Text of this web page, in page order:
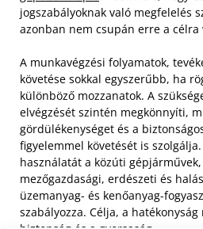
jogszabályoknak való megfelelés
azonban nem csupán erre a célra
A munkavégzési folyamatok,
követése sokkal egyszerűbb, ha
különböző mozzanatok. A
elvégzését szintén megkönnyíti,
gördülékenységet és a
figyelemmel követését is szolgálja.
használatát a közúti gépjárművek,
mezőgazdasági, erdészeti és
üzemanyag- és kenőanyag-
szabályozza. Célja, a